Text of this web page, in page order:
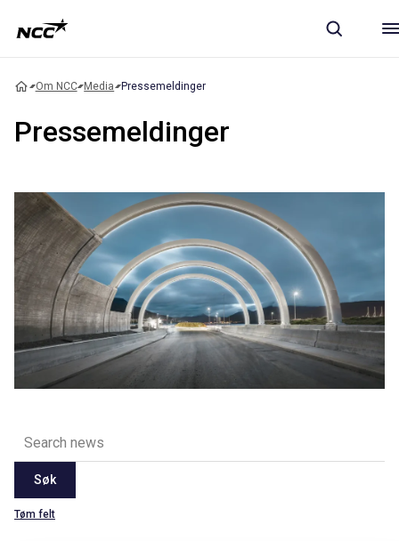
Om NCC Media Pressemeldinger
Pressemeldinger
Søk
Tøm felt